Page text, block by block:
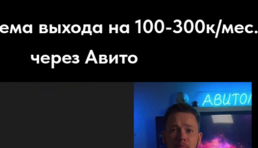
выхода на 100-300к/мес.
через Авито